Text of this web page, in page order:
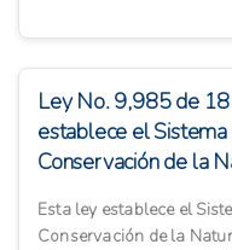
Ley No. 9,985 de
establece el
Conservación de la
Esta ley establece el
Conservación de la